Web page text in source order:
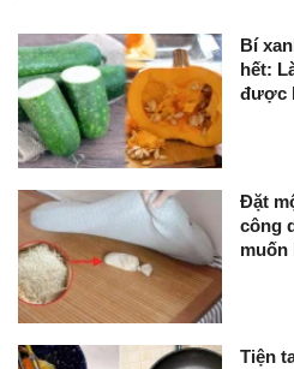
Bí
hết:
được
Đặt
công
muốn
Tiện